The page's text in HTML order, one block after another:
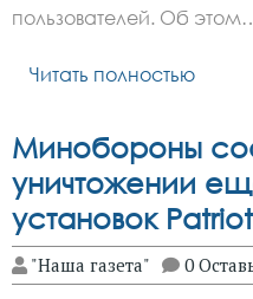
пользователей. Об
Читать полностью
Минобороны
уничтожении
установок
"Наша газета" 0